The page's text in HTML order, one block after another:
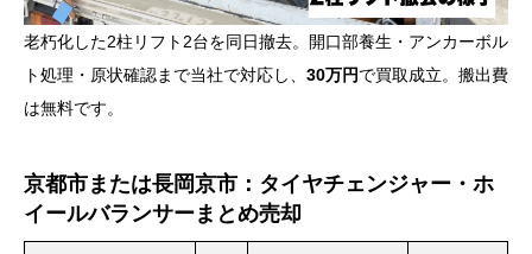
老朽化した2柱リフト2台を同日撤去。開口部養生・アンカーボル
ト処理・原状確認まで当社で対応し、 30万円で買取成立。搬出費
は無料です。
京都市または長岡京市：タイヤチェンジャー・ホ
イールバランサーまとめ売却